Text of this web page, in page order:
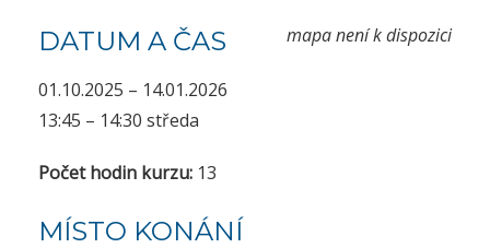
mapa není k dispozici
DATUM A ČAS
01.10.2025 – 14.01.2026
13:45 – 14:30 středa
Počet hodin kurzu: 13
MÍSTO KONÁNÍ